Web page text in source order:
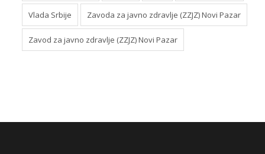
Vlada Srbije Zavoda za javno zdravlje (ZZJZ) Novi Pazar
Zavod za javno zdravlje (ZZJZ) Novi Pazar